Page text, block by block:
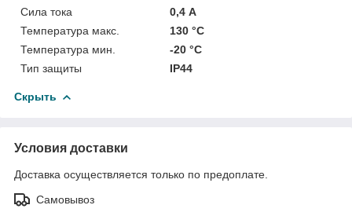
Сила тока
0,4 А
Температура макс.
130 °С
Температура мин.
-20 °С
Тип защиты
IP44
Скрыть
Условия доставки
Доставка осуществляется только по предоплате.
Самовывоз